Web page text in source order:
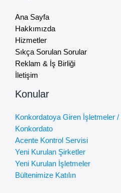
Ana Sayfa
Hakkımızda
Hizmetler
Sıkça Sorulan Sorular
Reklam & İş Birliği
İletişim
Konular
Konkordatoya Giren İşletmeler
Konkordato
Acente Kontrol Servisi
Yeni Kurulan Şirketler
Yeni Kurulan İşletmeler
Bültenimize Katılın